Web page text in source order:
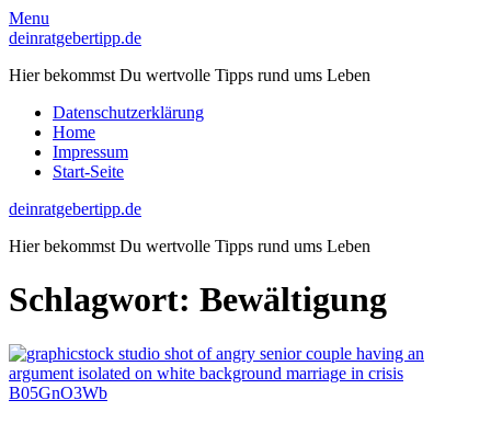
Skip
to
Menu
deinratgebertipp.de
Hier bekommst Du wertvolle Tipps rund ums Leben
Datenschutzerklärung
Home
Impressum
Start-Seite
deinratgebertipp.de
Hier bekommst Du wertvolle Tipps rund ums Leben
Schlagwort: Bewältigung